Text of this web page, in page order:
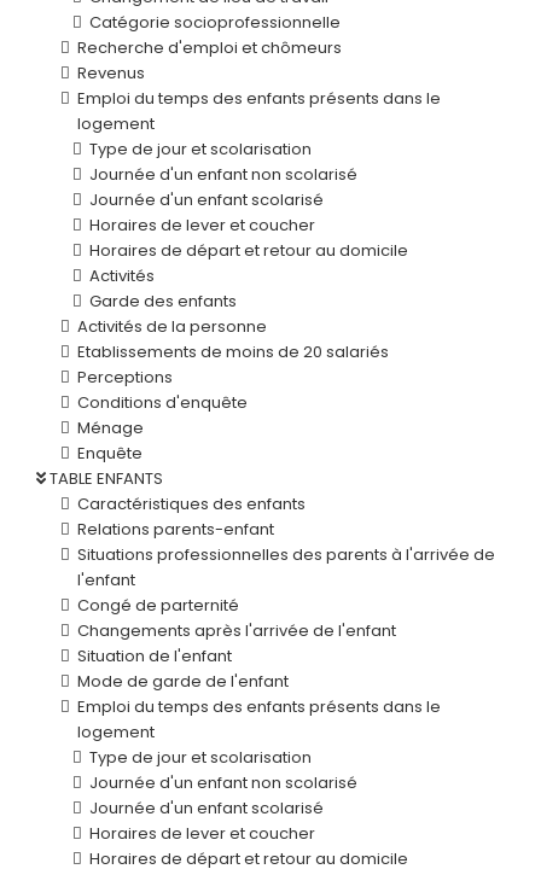
Catégorie socioprofessionnelle
Recherche d'emploi et chômeurs
Revenus
Emploi du temps des enfants présents dans le
logement
Type de jour et scolarisation
Journée d'un enfant non scolarisé
Journée d'un enfant scolarisé
Horaires de lever et coucher
Horaires de départ et retour au domicile
Activités
Garde des enfants
Activités de la personne
Etablissements de moins de 20 salariés
Perceptions
Conditions d'enquête
Ménage
Enquête
TABLE ENFANTS
Caractéristiques des enfants
Relations parents-enfant
Situations professionnelles des parents à l'arrivée de
l'enfant
Congé de parternité
Changements après l'arrivée de l'enfant
Situation de l'enfant
Mode de garde de l'enfant
Emploi du temps des enfants présents dans le
logement
Type de jour et scolarisation
Journée d'un enfant non scolarisé
Journée d'un enfant scolarisé
Horaires de lever et coucher
Horaires de départ et retour au domicile